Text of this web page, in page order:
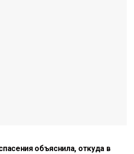
объяснила, откуда в